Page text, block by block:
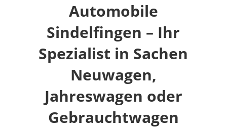
Automobile
Sindelfingen – Ihr
Spezialist in Sachen
Neuwagen,
Jahreswagen oder
Gebrauchtwagen